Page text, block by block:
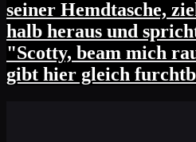
seiner Hemdtasche,
halb heraus und
"Scotty, beam mich
gibt hier gleich